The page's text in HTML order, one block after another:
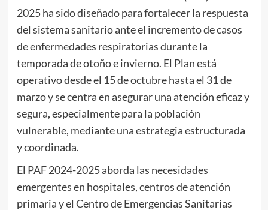
2025 ha sido diseñado para fortalecer la respuesta
del sistema sanitario ante el incremento de casos
de enfermedades respiratorias durante la
temporada de otoño e invierno. El Plan está
operativo desde el 15 de octubre hasta el 31 de
marzo y se centra en asegurar una atención eficaz y
segura, especialmente para la población
vulnerable, mediante una estrategia estructurada
y coordinada.
El PAF 2024-2025 aborda las necesidades
emergentes en hospitales, centros de atención
primaria y el Centro de Emergencias Sanitarias